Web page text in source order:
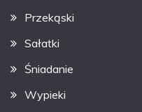
Przekąski
Sałatki
Śniadanie
Wypieki